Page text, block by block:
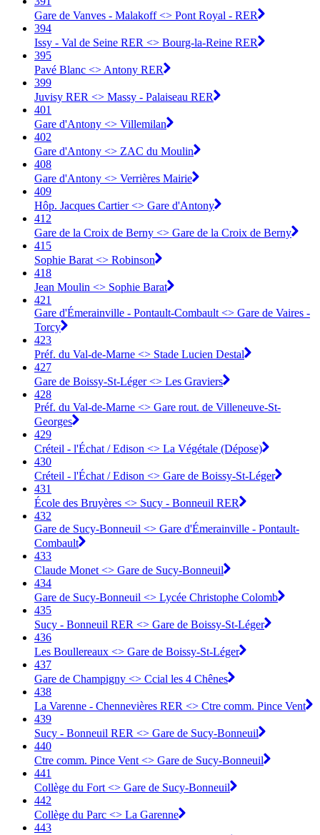
Gare de Vanves - Malakoff <> Pont Royal - RER
394
Issy - Val de Seine RER <> Bourg-la-Reine RER
395
Pavé Blanc <> Antony RER
399
Juvisy RER <> Massy - Palaiseau RER
401
Gare d'Antony <>︎ Villemilan
402
Gare d'Antony <>︎ ZAC du Moulin
408
Gare d'Antony <>︎ Verrières Mairie
409
Hôp. Jacques Cartier <>︎ Gare d'Antony
412
Gare de la Croix de Berny <>︎ Gare de la Croix de Berny
415
Sophie Barat <>︎ Robinson
418
Jean Moulin <>︎ Sophie Barat
421
Gare d'Émerainville - Pontault-Combault <> Gare de Vaires -
Torcy
423
Préf. du Val-de-Marne <> Stade Lucien Destal
427
Gare de Boissy-St-Léger <> Les Graviers
428
Préf. du Val-de-Marne <> Gare rout. de Villeneuve-St-
Georges
429
Créteil - l'Échat / Edison <> La Végétale (Dépose)
430
Créteil - l'Échat / Edison <> Gare de Boissy-St-Léger
431
École des Bruyères <> Sucy - Bonneuil RER
432
Gare de Sucy-Bonneuil <> Gare d'Émerainville - Pontault-
Combault
433
Claude Monet <> Gare de Sucy-Bonneuil
434
Gare de Sucy-Bonneuil <> Lycée Christophe Colomb
435
Sucy - Bonneuil RER <> Gare de Boissy-St-Léger
436
Les Boullereaux <> Gare de Boissy-St-Léger
437
Gare de Champigny <> Ccial les 4 Chênes
438
La Varenne - Chennevières RER <> Ctre comm. Pince Vent
439
Sucy - Bonneuil RER <> Gare de Sucy-Bonneuil
440
Ctre comm. Pince Vent <> Gare de Sucy-Bonneuil
441
Collège du Fort <> Gare de Sucy-Bonneuil
442
Collège du Parc <> La Garenne
443